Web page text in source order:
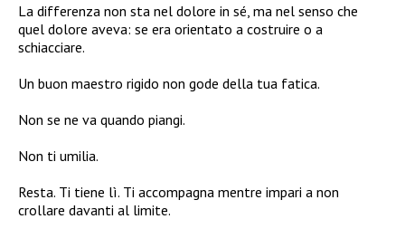
La differenza non sta nel dolore in sé, ma nel senso che
quel dolore aveva: se era orientato a costruire o a
schiacciare.
Un buon maestro rigido non gode della tua fatica.
Non se ne va quando piangi.
Non ti umilia.
Resta. Ti tiene lì. Ti accompagna mentre impari a non
crollare davanti al limite.